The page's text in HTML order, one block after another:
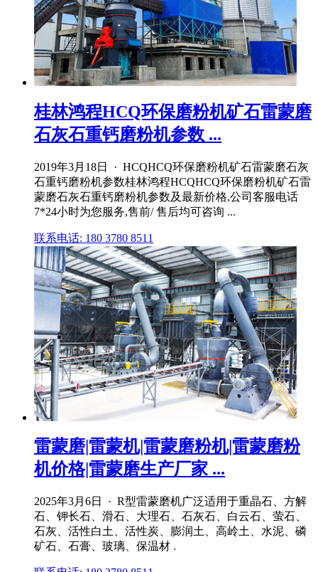
桂林鸿程HCQ环保磨粉机矿石雷蒙磨
石灰石重钙磨粉机参数 ...
2019年3月18日 · HCQHCQ环保磨粉机矿石雷蒙磨石灰
石重钙磨粉机参数桂林鸿程HCQHCQ环保磨粉机矿石雷
蒙磨石灰石重钙磨粉机参数及最新价格,公司客服电话
7*24小时为您服务,售前/ 售后均可咨询 ...
联系电话: 180 3780 8511
雷蒙磨|雷蒙机|雷蒙磨粉机|雷蒙磨粉
机价格|雷蒙磨生产厂家 ...
2025年3月6日 · R型雷蒙磨机广泛适用于重晶石、方解
石、钾长石、滑石、大理石、石灰石、白云石、萤石、
石灰、活性白土、活性炭、膨润土、高岭土、水泥、磷
矿石、石膏、玻璃、保温材 .